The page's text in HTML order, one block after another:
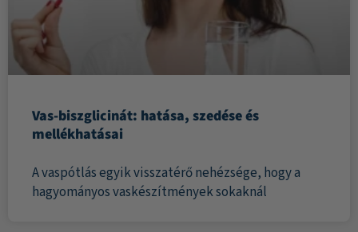
Vas-biszglicinát: hatása, szedése és
mellékhatásai
A vaspótlás egyik visszatérő nehézsége, hogy a
hagyományos vaskészítmények sokaknál